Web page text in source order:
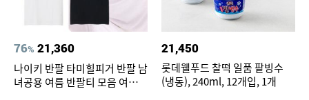
76% 21,360
나이키 반팔 타미힐피거 반팔 남
녀공용 여름 반팔티 모음 여름
21,450
롯데웰푸드 찰떡 일품 팥빙수
(냉동), 240ml, 12개입, 1개